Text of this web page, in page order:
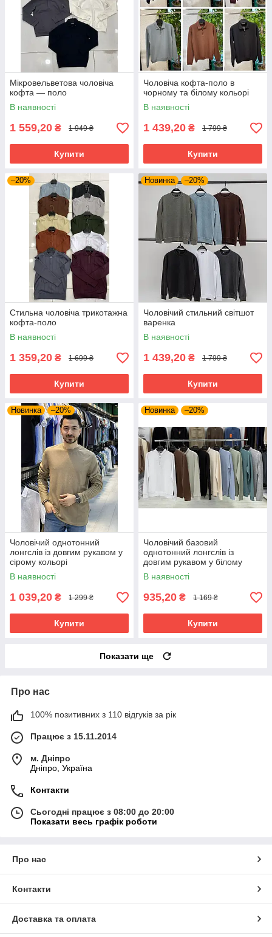
Мікровельветова чоловіча
кофта — поло
В наявності
1 559,20 ₴ 1 949 ₴
Купити
Чоловіча кофта-поло в
чорному та білому кольорі
В наявності
1 439,20 ₴ 1 799 ₴
Купити
–20%
Стильна чоловіча трикотажна
кофта-поло
В наявності
1 359,20 ₴ 1 699 ₴
Купити
Новинка –20%
Чоловічий стильний світшот
варенка
В наявності
1 439,20 ₴ 1 799 ₴
Купити
Новинка –20%
Чоловічий однотонний
лонгслів із довгим рукавом у
сірому кольорі
В наявності
1 039,20 ₴ 1 299 ₴
Купити
Новинка –20%
Чоловічий базовий
однотонний лонгслів із
довгим рукавом у білому
кольорі
В наявності
935,20 ₴ 1 169 ₴
Купити
Показати ще
Про нас
100% позитивних з 110 відгуків за рік
Працює з 15.11.2014
м. Дніпро
Дніпро, Україна
Контакти
Сьогодні працює з 08:00 до 20:00
Показати весь графік роботи
Про нас
Контакти
Доставка та оплата